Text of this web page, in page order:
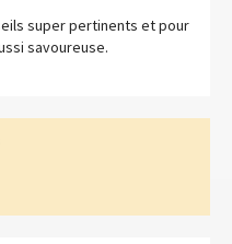
super pertinents et pour
savoureuse.